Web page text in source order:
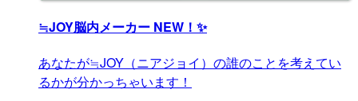
≒JOY脳内メーカー NEW！✨
あなたが≒JOY（ニアジョイ）の誰のことを考えてい
るかが分かっちゃいます！